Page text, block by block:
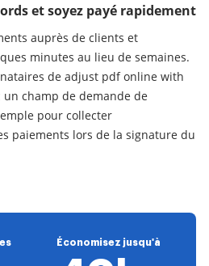
et soyez payé rapidement
auprès de clients et
minutes au lieu de semaines.
de adjust pdf online with
champ de demande de
pour collecter
paiements lors de la signature du
Économisez jusqu'à